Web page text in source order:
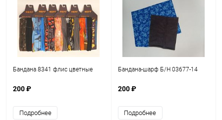
Бандана 8341 флис цветные
200 ₽
Подробнее
Бандана-шарф Б/Н 03677-14
200 ₽
Подробнее